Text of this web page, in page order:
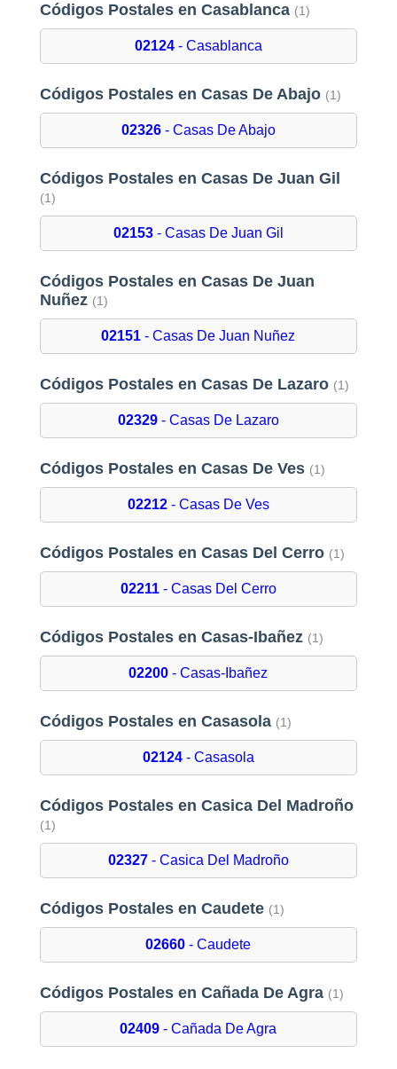
Códigos Postales en Casablanca (1)
02124- Casablanca
Códigos Postales en Casas De Abajo (1)
02326- Casas De Abajo
Códigos Postales en Casas De Juan Gil
(1)
02153- Casas De Juan Gil
Códigos Postales en Casas De Juan
Nuñez (1)
02151 - Casas De Juan Nuñez
Códigos Postales en Casas De Lazaro (1)
02329- Casas De Lazaro
Códigos Postales en Casas De Ves (1)
02212- Casas De Ves
Códigos Postales en Casas Del Cerro (1)
02211- Casas Del Cerro
Códigos Postales en Casas-Ibañez (1)
02200 - Casas-Ibañez
Códigos Postales en Casasola (1)
02124- Casasola
Códigos Postales en Casica Del Madroño
(1)
02327- Casica Del Madroño
Códigos Postales en Caudete (1)
02660 - Caudete
Códigos Postales en Cañada De Agra (1)
02409 - Cañada De Agra